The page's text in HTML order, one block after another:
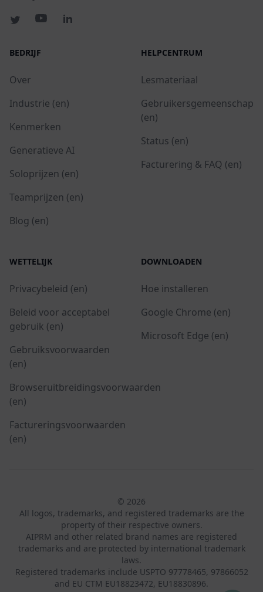
BEDRIJF
Over
Industrie (en)
Kenmerken
Generatieve AI
Soloprijzen (en)
Teamprijzen (en)
Blog (en)
HELPCENTRUM
Lesmateriaal
Gebruikersgemeenschap
(en)
Status (en)
Facturering & FAQ (en)
WETTELIJK
Privacybeleid (en)
Beleid voor acceptabel
gebruik (en)
Gebruiksvoorwaarden
(en)
Browseruitbreidingsvoorwaarden
(en)
Factureringsvoorwaarden
(en)
DOWNLOADEN
Hoe installeren
Google Chrome (en)
Microsoft Edge (en)
© 2026
All logos, trademarks, and registered trademarks are the
property of their respective owners.
AIPRM and other related brand names are registered
trademarks and are protected by international trademark
laws.
Registered trademarks include USPTO 97778465, 97866052
and EU CTM EU18823472, EU18830896.